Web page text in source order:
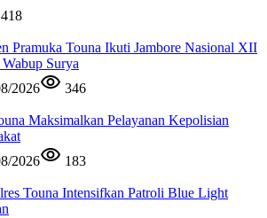
418
Pramuka Touna Ikuti Jambore Nasional XII
Surya
2026
346
Maksimalkan Pelayanan Kepolisian
2026
183
Touna Intensifkan Patroli Blue Light